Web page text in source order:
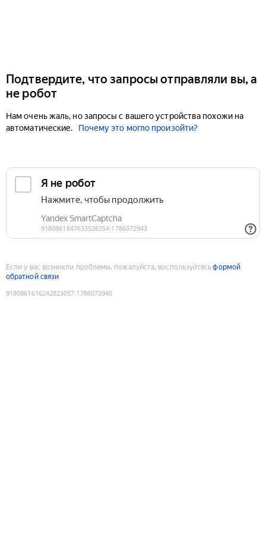
Подтвердите, что запросы отправляли вы, а
не робот
Нам очень жаль, но запросы с вашего устройства похожи на
автоматические.
Почему это могло произойти?
Если у вас возникли проблемы, пожалуйста, воспользуйтесьформой
обратной связи
9180861616242823057:1786072940